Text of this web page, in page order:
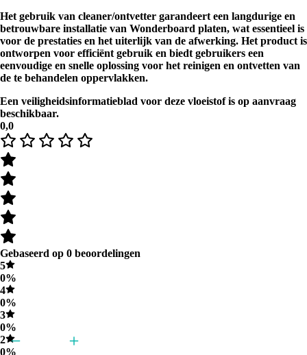
Het gebruik van cleaner/ontvetter garandeert een langdurige en
betrouwbare installatie van Wonderboard platen, wat essentieel is
voor de prestaties en het uiterlijk van de afwerking. Het product is
ontworpen voor efficiënt gebruik en biedt gebruikers een
eenvoudige en snelle oplossing voor het reinigen en ontvetten van
de te behandelen oppervlakken.
Een veiligheidsinformatieblad voor deze vloeistof is op aanvraag
beschikbaar.
0,0
Gebaseerd op 0 beoordelingen
5
0%
4
0%
3
0%
2
0%